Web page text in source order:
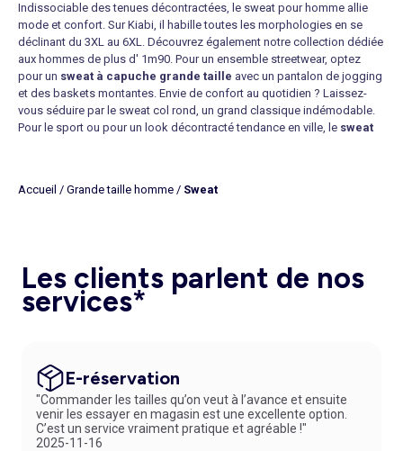
Indissociable des tenues décontractées, le sweat pour homme allie
mode et confort. Sur Kiabi, il habille toutes les morphologies en se
déclinant du 3XL au 6XL. Découvrez également notre collection dédiée
aux hommes de plus d' 1m90. Pour un ensemble streetwear, optez
pour un sweat à capuche grande taille avec un pantalon de jogging
et des baskets montantes. Envie de confort au quotidien ? Laissez-
vous séduire par le sweat col rond, un grand classique indémodable.
Pour le sport ou pour un look décontracté tendance en ville, le sweat
profitez d'une livraison rapide en magasin, en point relais ou à
Vous êtes fan de licences ? Retrouvez des modèles à l'effigie
D'AC/DC, des Red Hot Chili Peppers et des héros de Disney. Affichez
vos préférences avec votre
sur-mesure. On adore la poche kangourou devant pour y glisser les
mains. Pour un confort sans faille, découvrez notre collection éco-
conception qui regroupe dessweats grande taille en coton bio
Pour un look dans l'air du temps, optez pour un sweat color block, à
porter avec un pantalon
Accueil / Grande taille homme / Sweat
Les clients parlent de nos
services*
E-réservation
"Commander les tailles qu’on veut à l’avance et ensuite
venir les essayer en magasin est une excellente option.
C’est un service vraiment pratique et agréable !"
2025-11-16